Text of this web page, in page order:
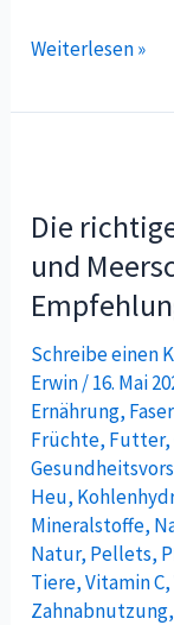
Weiterlesen »
Die
und
Schreibe einen
Erwin/16. Mai
Ernährung,
Früchte, Futter,
Heu,
Mineralstoffe,
Natur, Pellets,
Tiere,Vitamin C,
Zahnabnutzung,
Ernährung
für
Hamster
und
Tipps
und
Empfehlungen